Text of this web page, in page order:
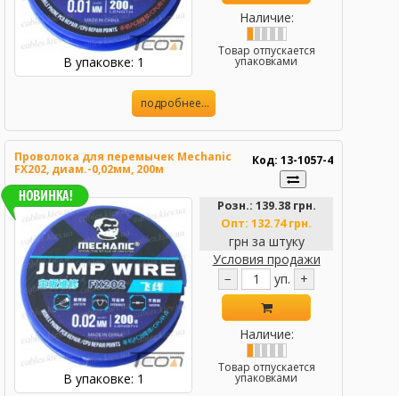
В упаковке: 1
Наличие:
Товар отпускается
упаковками
подробнее...
Проволока для перемычек Mechanic
FX202, диам.-0,02мм, 200м
Код: 13-1057-4
В упаковке: 1
Розн.: 139.38 грн.
Опт: 132.74 грн.
грн за штуку
Условия продажи
−
уп. +
Наличие:
Товар отпускается
упаковками